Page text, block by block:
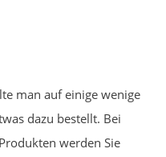
man auf einige wenige
dazu bestellt. Bei
werden Sie